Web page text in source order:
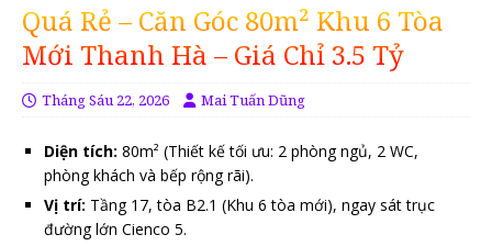
Quá Rẻ – Căn Góc 80m² Khu 6 Tòa
Mới Thanh Hà – Giá Chỉ 3.5 Tỷ
Tháng Sáu 22, 2026 Mai Tuấn Dũng
Diện tích: 80m² (Thiết kế tối ưu: 2 phòng ngủ, 2 WC,
phòng khách và bếp rộng rãi).
Vị trí: Tầng 17, tòa B2.1 (Khu 6 tòa mới), ngay sát trục
đường lớn Cienco 5.